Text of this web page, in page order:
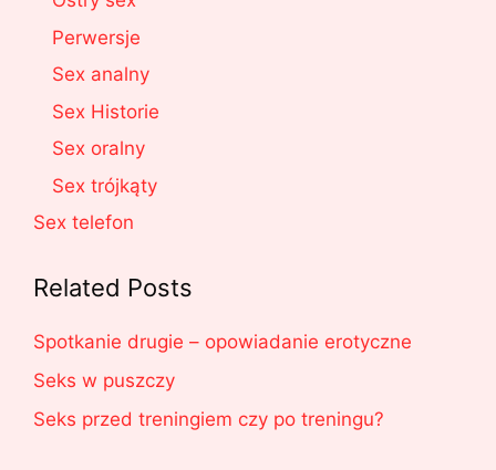
Perwersje
Sex analny
Sex Historie
Sex oralny
Sex trójkąty
Sex telefon
Related Posts
Spotkanie drugie – opowiadanie erotyczne
Seks w puszczy
Seks przed treningiem czy po treningu?